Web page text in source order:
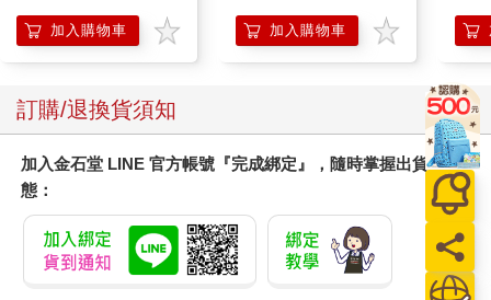
加入購物車 加入購物車
訂購/退換貨須知
加入金石堂 LINE 官方帳號『完成綁定』，隨時掌握出貨動
態：